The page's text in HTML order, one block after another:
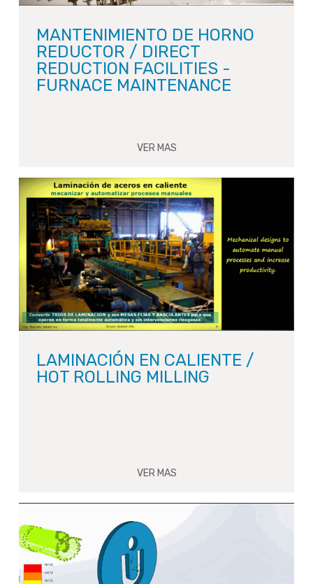
MANTENIMIENTO DE HORNO
REDUCTOR / DIRECT
REDUCTION FACILITIES -
FURNACE MAINTENANCE
VER MAS
LAMINACIÓN EN CALIENTE /
HOT ROLLING MILLING
VER MAS